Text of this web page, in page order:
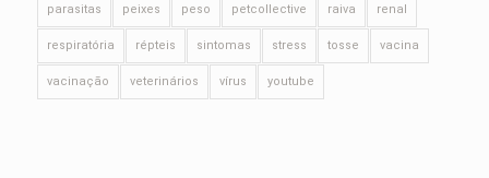
parasitas peixes peso petcollective raiva renal
respiratória répteis sintomas stress tosse vacina
vacinação veterinários vírus youtube